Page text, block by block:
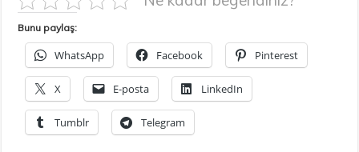
Bunu paylaş:
WhatsApp Facebook Pinterest
X E-posta LinkedIn
Tumblr Telegram